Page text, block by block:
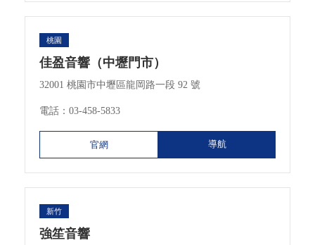
桃園
佳盈音響（中壢門市）
32001 桃園市中壢區龍岡路一段 92 號
電話： 03-458-5833
官網 導航
新竹
強笙音響